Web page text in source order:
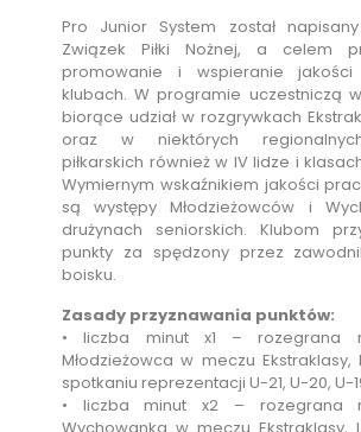
Pro Junior System został
Związek Piłki Nożnej, a celem
promowanie i wspieranie
klubach. W programie uczestniczą
biorące udział w rozgrywkach
oraz w niektórych
piłkarskich również w IV lidze i
Wymiernym wskaźnikiem jakości
są występy Młodzieżowców i
drużynach seniorskich. Klubom
punkty za spędzony przez
boisku.
Zasady przyznawania punktów:
• liczba minut x1 – rozegrana
Młodzieżowca w meczu
spotkaniu reprezentacji U-21, U-20, U-
• liczba minut x2 – rozegrana